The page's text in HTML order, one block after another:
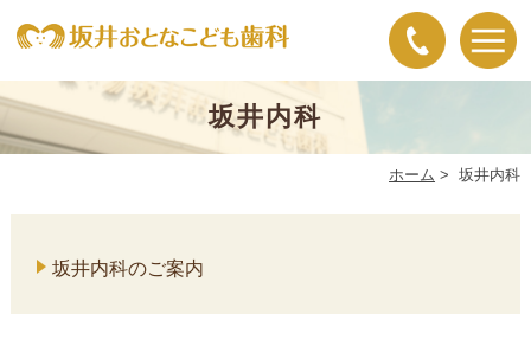
坂井内科
ホーム > 坂井内科
坂井内科のご案内